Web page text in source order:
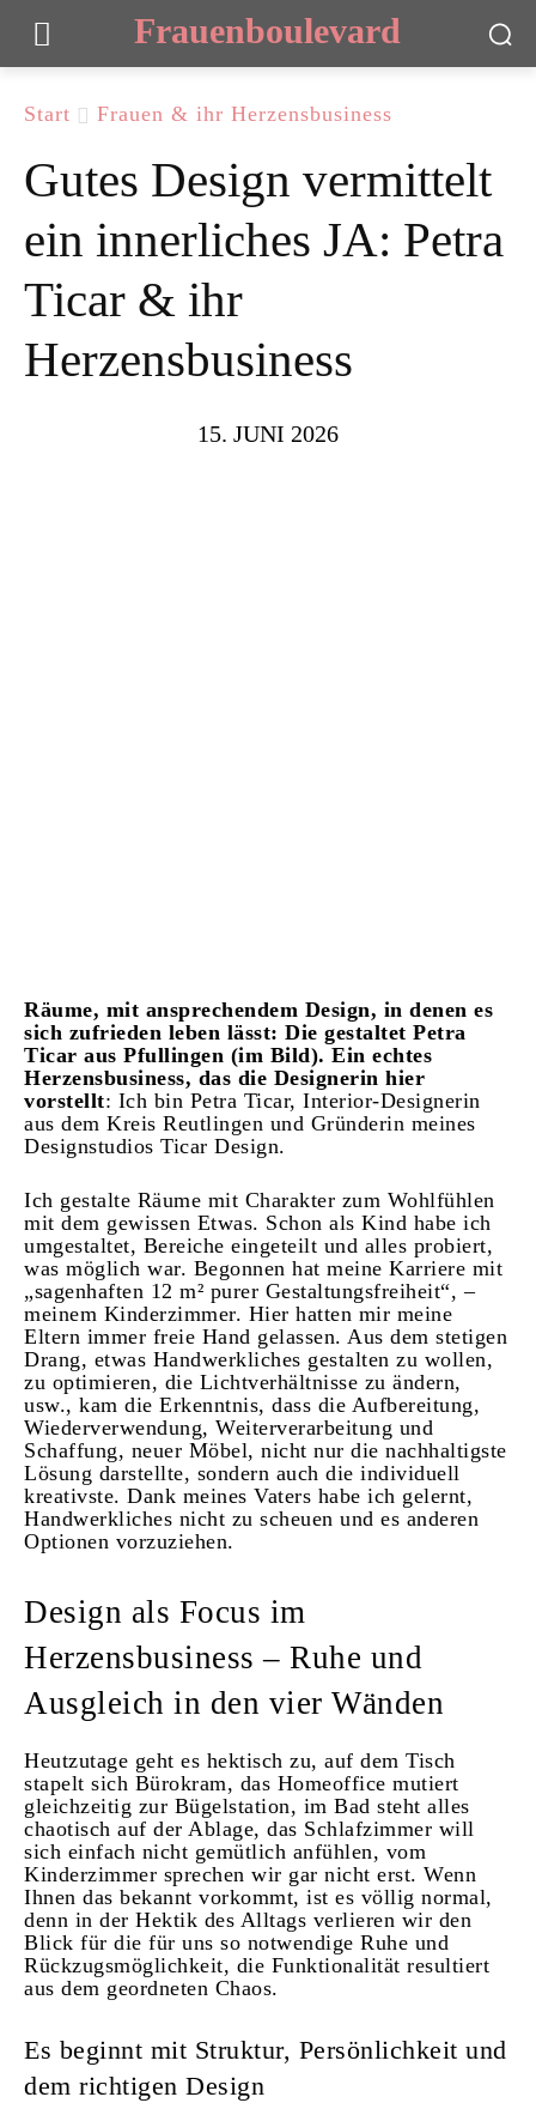
Frauenboulevard
Start Frauen & ihr Herzensbusiness
Gutes Design vermittelt
ein innerliches JA: Petra
Ticar & ihr
Herzensbusiness
15. JUNI 2026
Räume, mit ansprechendem Design, in denen es
sich zufrieden leben lässt: Die gestaltet Petra
Ticar aus Pfullingen (im Bild). Ein echtes
Herzensbusiness, das die Designerin hier
vorstellt: Ich bin Petra Ticar, Interior-Designerin
aus dem Kreis Reutlingen und Gründerin meines
Designstudios Ticar Design.
Ich gestalte Räume mit Charakter zum Wohlfühlen
mit dem gewissen Etwas. Schon als Kind habe ich
umgestaltet, Bereiche eingeteilt und alles probiert,
was möglich war. Begonnen hat meine Karriere mit
„sagenhaften 12 m² purer Gestaltungsfreiheit“, –
meinem Kinderzimmer. Hier hatten mir meine
Eltern immer freie Hand gelassen. Aus dem stetigen
Drang, etwas Handwerkliches gestalten zu wollen,
zu optimieren, die Lichtverhältnisse zu ändern,
usw., kam die Erkenntnis, dass die Aufbereitung,
Wiederverwendung, Weiterverarbeitung und
Schaffung, neuer Möbel, nicht nur die nachhaltigste
Lösung darstellte, sondern auch die individuell
kreativste. Dank meines Vaters habe ich gelernt,
Handwerkliches nicht zu scheuen und es anderen
Optionen vorzuziehen.
Design als Focus im
Herzensbusiness – Ruhe und
Ausgleich in den vier Wänden
Heutzutage geht es hektisch zu, auf dem Tisch
stapelt sich Bürokram, das Homeoffice mutiert
gleichzeitig zur Bügelstation, im Bad steht alles
chaotisch auf der Ablage, das Schlafzimmer will
sich einfach nicht gemütlich anfühlen, vom
Kinderzimmer sprechen wir gar nicht erst. Wenn
Ihnen das bekannt vorkommt, ist es völlig normal,
denn in der Hektik des Alltags verlieren wir den
Blick für die für uns so notwendige Ruhe und
Rückzugsmöglichkeit, die Funktionalität resultiert
aus dem geordneten Chaos.
Es beginnt mit Struktur, Persönlichkeit und
dem richtigen Design